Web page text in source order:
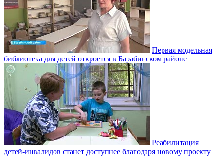
Первая модельная
библиотека для детей откроется в Барабинском районе
Реабилитация
детей-инвалидов станет доступнее благодаря новому проекту